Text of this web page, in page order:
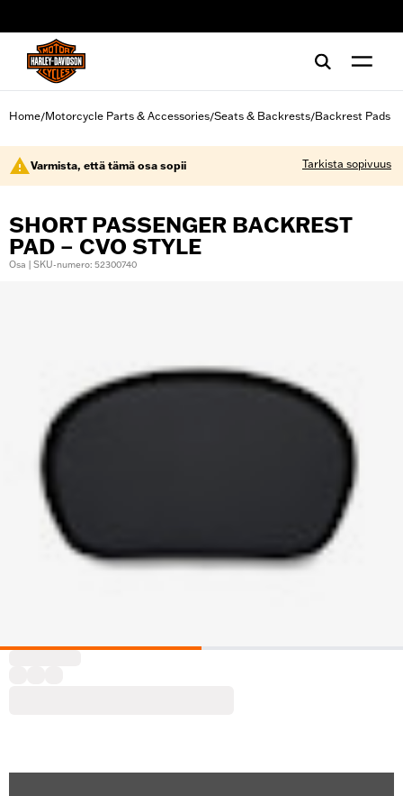
Home/Motorcycle Parts & Accessories/Seats & Backrests/Backrest Pads
Varmista, että tämä osa sopii Tarkista sopivuus
SHORT PASSENGER BACKREST
PAD – CVO STYLE
Osa | SKU-numero: 52300740